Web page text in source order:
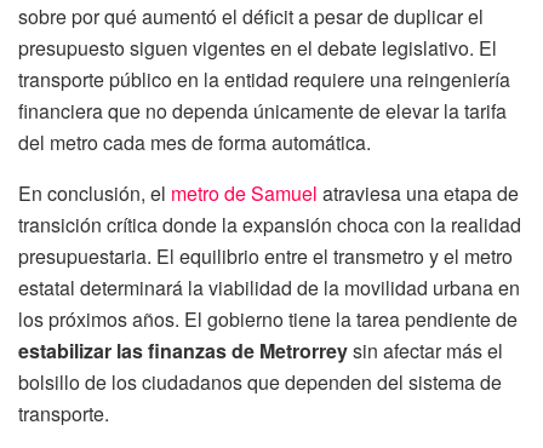
sobre por qué aumentó el déficit a pesar de duplicar el
presupuesto siguen vigentes en el debate legislativo. El
transporte público en la entidad requiere una reingeniería
financiera que no dependa únicamente de elevar la tarifa
del metro cada mes de forma automática.
En conclusión, el metro de Samuel atraviesa una etapa de
transición crítica donde la expansión choca con la realidad
presupuestaria. El equilibrio entre el transmetro y el metro
estatal determinará la viabilidad de la movilidad urbana en
los próximos años. El gobierno tiene la tarea pendiente de
estabilizar las finanzas de Metrorreysin afectar más el
bolsillo de los ciudadanos que dependen del sistema de
transporte.